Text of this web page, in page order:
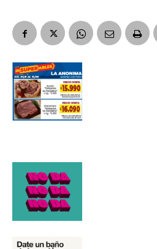
Nombre
Apellidos
Número de teléfono